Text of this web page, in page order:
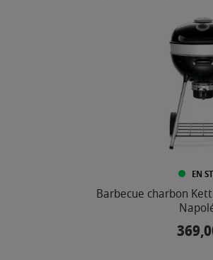
EN
Barbecue charbon
Prix